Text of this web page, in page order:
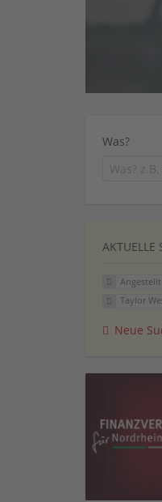
Was?
AKTUELLE
Angestellt
Taylor
Neue